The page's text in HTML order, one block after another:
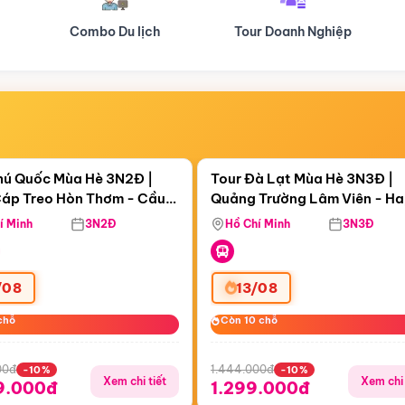
Tour Doanh Nghiệp Du lịch Hành Hương
17:54:32
Treo Hòn Thơm
Quốc Mùa Hè 3N2Đ |
Treo Hòn Thơm - Cầu
Viên Nước Aquatopia
Minh 3N2Đ
-10%
Xem chi tiết
Còn05 ngày 17:54:32
Tour Đà Lạt Mùa Hè 3N3Đ |
Quảng Trường Lâm Viên -
Hill - Puppy Farm
Hồ Chí Minh 3N3Đ
13/08
Còn 10 chỗ
Còn 10 chỗ
1.444.000đ -10%
1.299.000đ Xem